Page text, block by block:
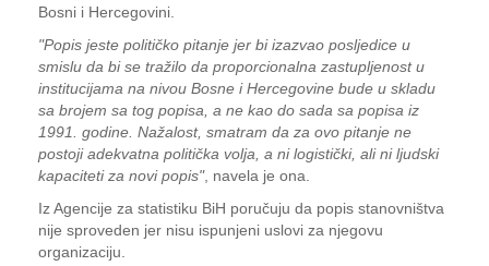
Bosni i Hercegovini.
"Popis jeste političko pitanje jer bi izazvao posljedice u
smislu da bi se tražilo da proporcionalna zastupljenost u
institucijama na nivou Bosne i Hercegovine bude u skladu
sa brojem sa tog popisa, a ne kao do sada sa popisa iz
1991. godine. Nažalost, smatram da za ovo pitanje ne
postoji adekvatna politička volja, a ni logistički, ali ni ljudski
kapaciteti za novi popis", navela je ona.
Iz Agencije za statistiku BiH poručuju da popis stanovništva
nije sproveden jer nisu ispunjeni uslovi za njegovu
organizaciju.